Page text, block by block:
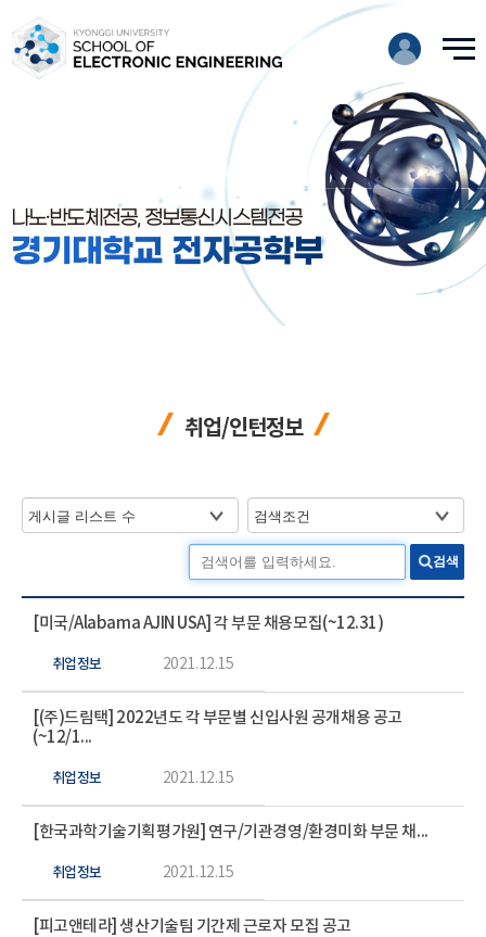
나노·반도체전공, 정보통신시스템전공
경기대학교 전자공학부
취업/인턴정보
검색
취업정보
[미국/Alabama AJIN USA] 각 부문 채용모집(~12.31)
2021.12.15
취업정보
[(주)드림택] 2022년도 각 부문별 신입사원 공개채용 공고
(~12/1...
2021.12.15
취업정보
[한국과학기술기획평가원] 연구/기관경영/환경미화 부문 채...
2021.12.15
[피고앤테라] 생산기술팀 기간제 근로자 모집 공고